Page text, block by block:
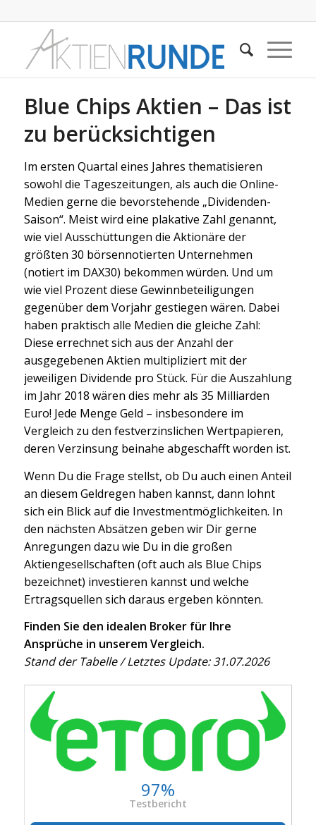
Blue Chips Aktien – Das ist
zu berücksichtigen
Im ersten Quartal eines Jahres thematisieren
sowohl die Tageszeitungen, als auch die Online-
Medien gerne die bevorstehende „Dividenden-
Saison“. Meist wird eine plakative Zahl genannt,
wie viel Ausschüttungen die Aktionäre der
größten 30 börsennotierten Unternehmen
(notiert im DAX30) bekommen würden. Und um
wie viel Prozent diese Gewinnbeteiligungen
gegenüber dem Vorjahr gestiegen wären. Dabei
haben praktisch alle Medien die gleiche Zahl:
Diese errechnet sich aus der Anzahl der
ausgegebenen Aktien multipliziert mit der
jeweiligen Dividende pro Stück. Für die Auszahlung
im Jahr 2018 wären dies mehr als 35 Milliarden
Euro! Jede Menge Geld – insbesondere im
Vergleich zu den festverzinslichen Wertpapieren,
deren Verzinsung beinahe abgeschafft worden ist.
Wenn Du die Frage stellst, ob Du auch einen Anteil
an diesem Geldregen haben kannst, dann lohnt
sich ein Blick auf die Investmentmöglichkeiten. In
den nächsten Absätzen geben wir Dir gerne
Anregungen dazu wie Du in die großen
Aktiengesellschaften (oft auch als Blue Chips
bezeichnet) investieren kannst und welche
Ertragsquellen sich daraus ergeben könnten.
Finden Sie den idealen Broker für Ihre
Ansprüche in unserem Vergleich.
Stand der Tabelle / Letztes Update: 31.07.2026
97%
Testbericht